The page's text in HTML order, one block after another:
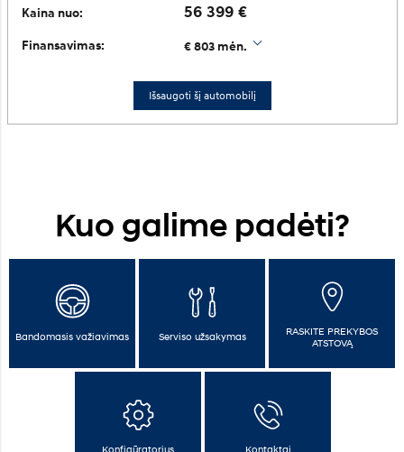
Kaina nuo: 56 399 €
Finansavimas: € 803 mėn.
Išsaugoti šį automobilį
Kuo galime padėti?
Bandomasis važiavimas Serviso užsakymas
RASKITE PREKYBOS
ATSTOVĄ
Konfigūratorius Kontaktai